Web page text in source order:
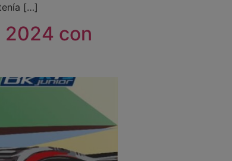
[…]
2024 con